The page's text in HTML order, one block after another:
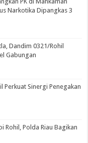
Narkotika Dipangkas 3
Dandim 0321/Rohil
Gabungan
Perkuat Sinergi Penegakan
Rohil, Polda Riau Bagikan